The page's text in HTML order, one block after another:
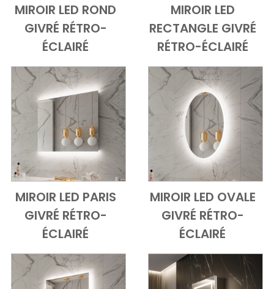
Add to Cart
Vue d'ensemble
MIROIR LED ROND
GIVRÉ RÉTRO-
ÉCLAIRÉ
Add to Cart
Vue
MIROIR LED
RECTANGLE GIVRÉ
RÉTRO-ÉCLAIRÉ
Add to Cart
Vue d'ensemble
MIROIR LED PARIS
GIVRÉ RÉTRO-
ÉCLAIRÉ
Add to Cart
Vue
MIROIR LED OVALE
GIVRÉ RÉTRO-
ÉCLAIRÉ